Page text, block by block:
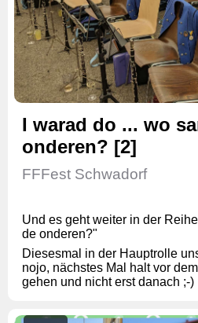
I warad do ... wo
onderen? [2]
FFFest Schwadorf
Und es geht weiter in der
de onderen?"
Diesesmal in der Hauptrolle
nojo, nächstes Mal halt vor
gehen und nicht erst danach ;-)